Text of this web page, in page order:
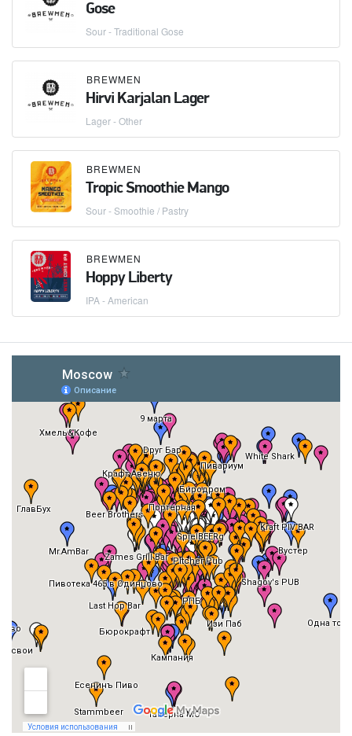
Gose
Sour - Traditional Gose
BREWMEN
Hirvi Karjalan Lager
Lager - Other
BREWMEN
Tropic Smoothie Mango
Sour - Smoothie / Pastry
BREWMEN
Hoppy Liberty
IPA - American